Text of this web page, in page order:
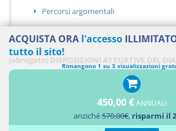
Percorsi argomentali
(abrogato) DISPOSIZIONI ATTUATIVE DEL
ACQUISTA ORA l'accesso
tutto il sito!
Rimangono 1 su 3 visualizzazioni
450,00 €ANNUALI
anziché570.00€, risparmi il